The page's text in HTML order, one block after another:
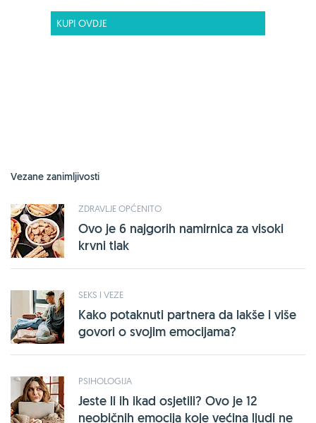
KUPI OVDJE
Vezane zanimljivosti
ZDRAVLJE OPĆENITO
Ovo je 6 najgorih namirnica za visoki
krvni tlak
SEKS I VEZE
Kako potaknuti partnera da lakše i više
govori o svojim emocijama?
PSIHOLOGIJA
Jeste li ih ikad osjetili? Ovo je 12
neobičnih emocija koje većina ljudi ne